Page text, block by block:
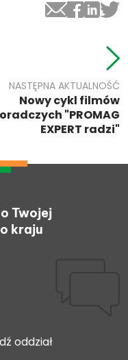
NASTĘPNA AKTUALNOŚĆ
Nowy cykl filmów
"PROMAG
EXPERT radzi"
Twojej
kraju
oddział